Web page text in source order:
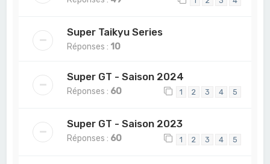
Super Taikyu Series
Réponses : 10
Super GT - Saison 2024
Réponses : 60 1 2 3 4 5
Super GT - Saison 2023
Réponses : 60 1 2 3 4 5